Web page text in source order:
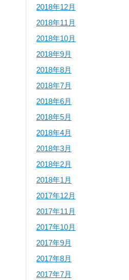
2018年12月
2018年11月
2018年10月
2018年9月
2018年8月
2018年7月
2018年6月
2018年5月
2018年4月
2018年3月
2018年2月
2018年1月
2017年12月
2017年11月
2017年10月
2017年9月
2017年8月
2017年7月